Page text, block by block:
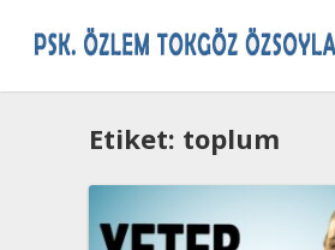
Etiket: toplum